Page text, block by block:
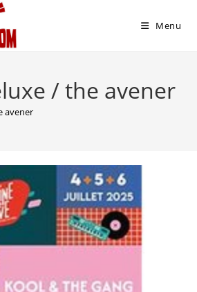
Menu
/ the avener
avener